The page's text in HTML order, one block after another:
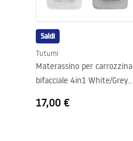
Anti-appannamento
Potenza
Garanzia
Saldi
Tutumi
Materassino per carrozzina
bifacciale 4in1 White/Grey
17,00 €